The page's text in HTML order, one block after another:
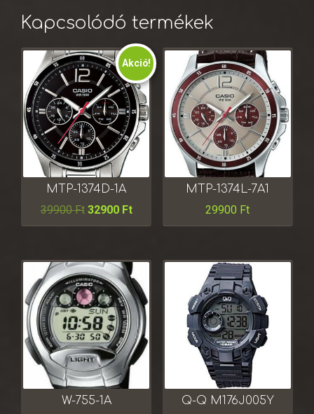
Kapcsolódó termékek
Akció!
MTP-1374D-1A
39900Ft 32900 Ft
MTP-1374L-7A1
29900 Ft
W-755-1A Q-Q M176J005Y